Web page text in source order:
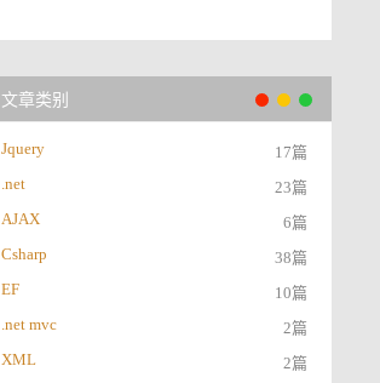
文章类别
Jquery
17篇
.net
23篇
AJAX
6篇
Csharp
38篇
EF
10篇
.net mvc
2篇
XML
2篇